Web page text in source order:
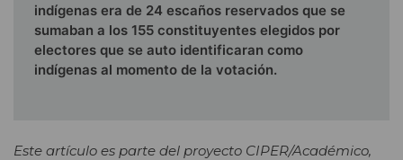
indígenas era de 24 escaños reservados que se
sumaban a los 155 constituyentes elegidos por
electores que se auto identificaran como
indígenas al momento de la votación.
Este artículo es parte del proyecto CIPER/Académico,